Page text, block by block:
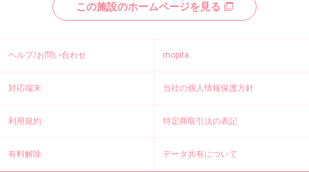
この施設のホームページを見る
ヘルプ/お問い合わせ mopita
対応端末 当社の個人情報保護方針
利用規約 特定商取引法の表記
有料解除 データ共有について